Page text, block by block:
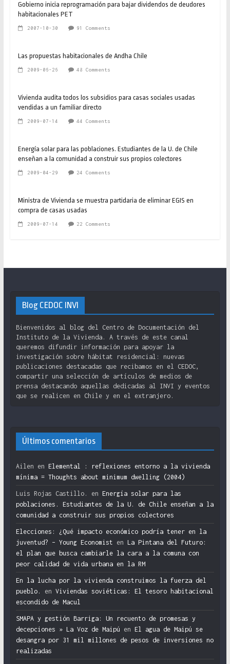
Gobierno inicia reprogramación para bajar dividendos de deudores
habitacionales PET
2007-10-30 91 Comments
Las propuestas habitacionales de Andha Chile
2009-06-26 48 Comments
Vivienda audita todos los subsidios para casas sociales usadas
vendidas a un familiar directo
2009-07-14 44 Comments
Energía solar para las poblaciones. Estudiantes de la U. de Chile
enseñan a la comunidad a construir sus propios colectores
2009-04-29 24 Comments
Ministra de Vivienda se muestra partidaria de eliminar EGIS en
compra de casas usadas
2009-07-14 22 Comments
Blog CEDOC INVI
Bienvenidos al blog del Centro de Documentación del
Instituto de la Vivienda. A través de este canal
queremos difundir información para apoyar la
investigación sobre hábitat residencial: nuevas
publicaciones destacadas que recibamos en el CEDOC,
compartir una selección de artículos de medios de
prensa destacando aquellas dedicadas al INVI y eventos
que se realicen en Chile y en el extranjero.
Últimos comentarios
Ailen en Elemental : reflexiones entorno a la vivienda
mínima = Thoughts about minimum dwelling (2004)
Luis Rojas Castillo. en Energía solar para las
poblaciones. Estudiantes de la U. de Chile enseñan a la
comunidad a construir sus propios colectores
Elecciones: ¿Qué impacto económico podría tener en la
juventud? – Young Economist en La Pintana del Futuro:
el plan que busca cambiarle la cara a la comuna con
peor calidad de vida urbana en la RM
En la lucha por la vivienda construimos la fuerza del
pueblo.
en Viviendas soviéticas: El tesoro habitacional
escondido de Macul
SMAPA y gestión Barriga: Un recuento de promesas y
decepciones » La Voz de Maipú en El agua de Maipú se
desangra por 31 mil millones de pesos de inversiones no
realizadas